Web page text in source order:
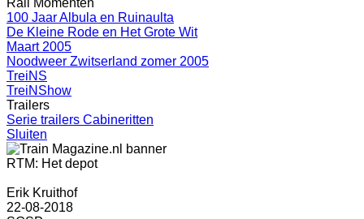
Rail Momenten
100 Jaar Albula en Ruinaulta
De Kleine Rode en Het Grote Wit
Maart 2005
Noodweer Zwitserland zomer 2005
TreiNS
TreiNShow
Trailers
Serie trailers Cabineritten
Sluiten
RTM: Het depot
Erik Kruithof
22-08-2018